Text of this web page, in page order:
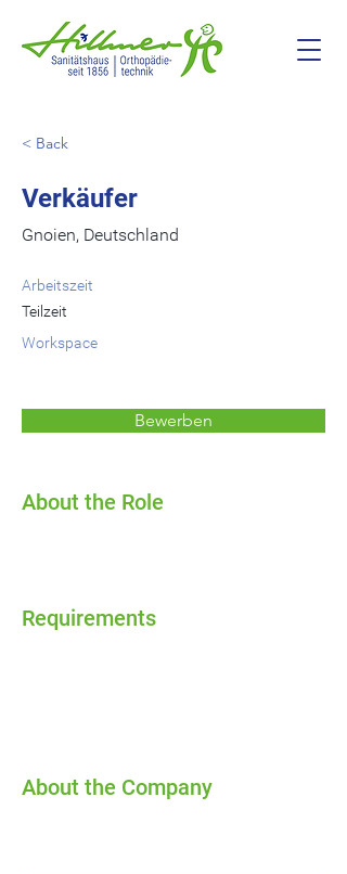
< Back
Verkäufer
Gnoien, Deutschland
Arbeitszeit
Teilzeit
Workspace
Bewerben
About the Role
Requirements
About the Company